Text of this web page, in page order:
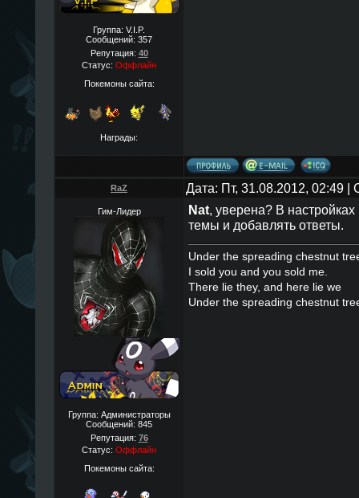
Группа: V.I.P.
Сообщений: 357
Репутация: 40
Статус: Оффлайн
Покемоны сайта:
Награды:
RaZ Дата: Пт, 31.08.2012, 02:49
Гим-Лидер
Группа: Администраторы
Сообщений: 845
Репутация: 76
Статус: Оффлайн
Покемоны сайта:
Nat, уверена? В настройках
темы и добавлять ответы.
Under the spreading chestnut
I sold you and you sold me.
There lie they, and here lie we
Under the spreading chestnut